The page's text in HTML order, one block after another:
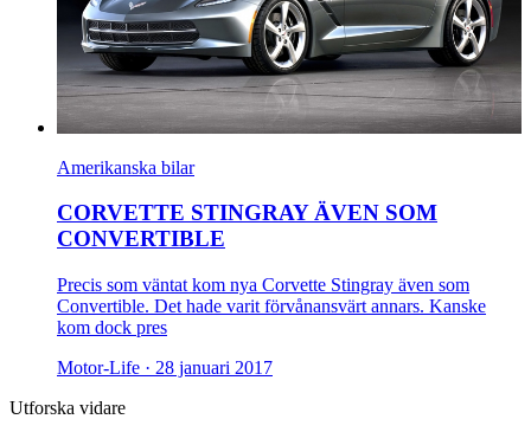
Amerikanska bilar
CORVETTE STINGRAY ÄVEN SOM
CONVERTIBLE
Precis som väntat kom nya Corvette Stingray även som
Convertible. Det hade varit förvånansvärt annars. Kanske
kom dock pres
Motor-Life · 28 januari 2017
Utforska vidare